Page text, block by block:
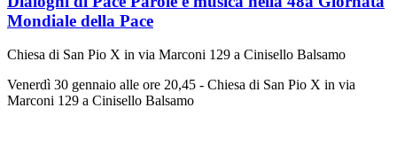
Mondiale della Pace
Chiesa di San Pio X in via Marconi 129 a Cinisello Balsamo
Venerdì 30 gennaio alle ore 20,45 - Chiesa di San Pio X in via
Marconi 129 a Cinisello Balsamo